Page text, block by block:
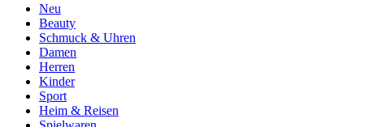
Neu
Beauty
Schmuck & Uhren
Damen
Herren
Kinder
Sport
Heim & Reisen